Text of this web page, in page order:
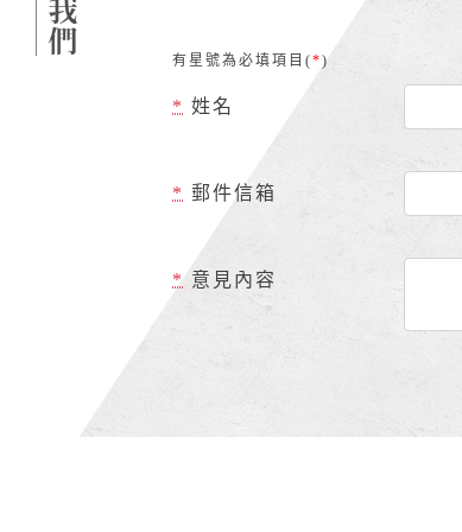
有星號為必填項目(*)
* 姓名
* 郵件信箱
*意見內容